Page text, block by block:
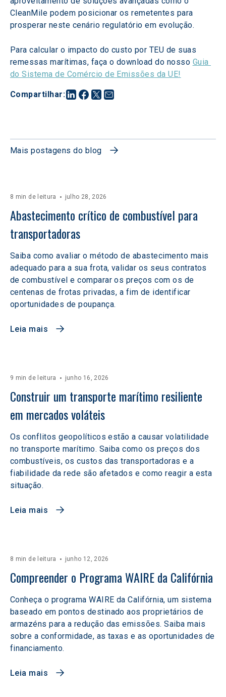
Compartilhar:
CleanMile podem posicionar os remetentes para
prosperar neste cenário regulatório em evolução.
Para calcular o impacto do custo por TEU de suas
remessas marítimas, faça o download do nosso Guia
do Sistema de Comércio de Emissões da UE!
Mais postagens do blog
8 min de leitura julho 28, 2026
Abastecimento crítico de combustível para
transportadoras
Saiba como avaliar o método de abastecimento mais
adequado para a sua frota, validar os seus contratos
de combustível e comparar os preços com os de
centenas de frotas privadas, a fim de identificar
oportunidades de poupança.
Leia mais
9 min de leitura junho 16, 2026
Construir um transporte marítimo resiliente
em mercados voláteis
Os conflitos geopolíticos estão a causar volatilidade
no transporte marítimo. Saiba como os preços dos
combustíveis, os custos das transportadoras e a
fiabilidade da rede são afetados e como reagir a esta
situação.
Leia mais
8 min de leitura junho 12, 2026
Compreender o Programa WAIRE da Califórnia
Conheça o programa WAIRE da Califórnia, um sistema
baseado em pontos destinado aos proprietários de
armazéns para a redução das emissões. Saiba mais
sobre a conformidade, as taxas e as oportunidades de
financiamento.
Leia mais